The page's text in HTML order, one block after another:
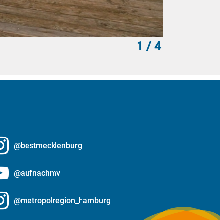
1 / 4
@bestmecklenburg
@aufnachmv
@metropolregion_hamburg